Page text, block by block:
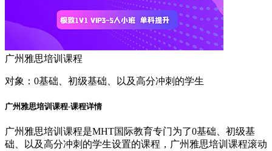
广州雅思培训课程
对象： 0基础、初级基础、以及高分冲刺的学生
广州雅思培训课程-课程详情
广州雅思培训课程是MHT国际教育专门为了0基础、初级基
础、以及高分冲刺的学生设置的课程，广州雅思培训课程滚动